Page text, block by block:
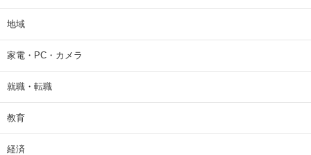
地域
家電・PC・カメラ
就職・転職
教育
経済